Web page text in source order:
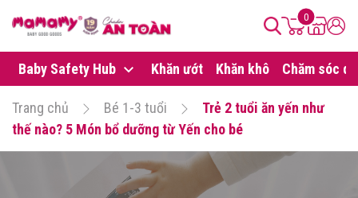
0
Baby Safety Hub Khăn ướt Khăn khô Chăm sóc da
Trang chủ Bé 1-3 tuổi
Trẻ 2 tuổi ăn yến như
thế nào? 5 Món bổ dưỡng từ Yến cho bé